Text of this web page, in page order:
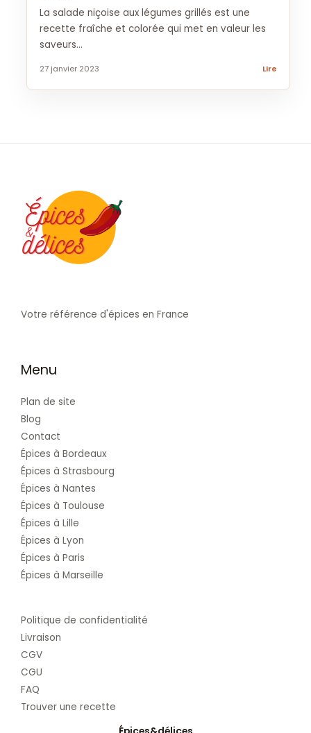
La salade niçoise aux légumes grillés est une
recette fraîche et colorée qui met en valeur les
saveurs...
27 janvier 2023 Lire
Votre référence d'épices en France
Menu
Plan de site
Blog
Contact
Épices à Bordeaux
Épices à Strasbourg
Épices à Nantes
Épices à Toulouse
Épices à Lille
Épices à Lyon
Épices à Paris
Épices à Marseille
Politique de confidentialité
Livraison
CGV
CGU
FAQ
Trouver une recette